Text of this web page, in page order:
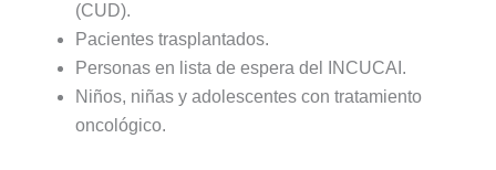
(CUD).
Pacientes trasplantados.
Personas en lista de espera del INCUCAI.
Niños, niñas y adolescentes con tratamiento
oncológico.